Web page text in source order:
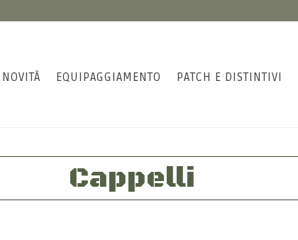
NOVITÀ EQUIPAGGIAMENTO PATCH E DISTINTIVI
Cappelli